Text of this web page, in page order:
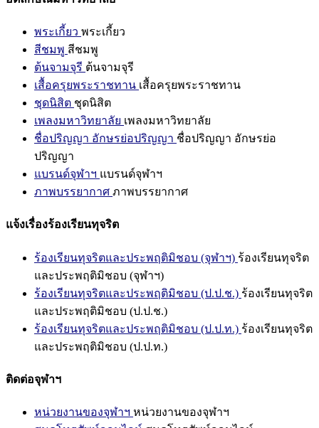
พระเกี้ยว พระเกี้ยว
สีชมพู สีชมพู
ต้นจามจุรี ต้นจามจุรี
เสื้อครุยพระราชทาน เสื้อครุยพระราชทาน
ชุดนิสิต ชุดนิสิต
เพลงมหาวิทยาลัย เพลงมหาวิทยาลัย
ชื่อปริญญา อักษรย่อปริญญา ชื่อปริญญา อักษรย่อ
ปริญญา
แบรนด์จุฬาฯ แบรนด์จุฬาฯ
ภาพบรรยากาศ ภาพบรรยากาศ
แจ้งเรื่องร้องเรียนทุจริต
ร้องเรียนทุจริตและประพฤติมิชอบ (จุฬาฯ) ร้องเรียนทุจริต
และประพฤติมิชอบ (จุฬาฯ)
ร้องเรียนทุจริตและประพฤติมิชอบ (ป.ป.ช.) ร้องเรียนทุจริต
และประพฤติมิชอบ (ป.ป.ช.)
ร้องเรียนทุจริตและประพฤติมิชอบ (ป.ป.ท.) ร้องเรียนทุจริต
และประพฤติมิชอบ (ป.ป.ท.)
ติดต่อจุฬาฯ
หน่วยงานของจุฬาฯ หน่วยงานของจุฬาฯ